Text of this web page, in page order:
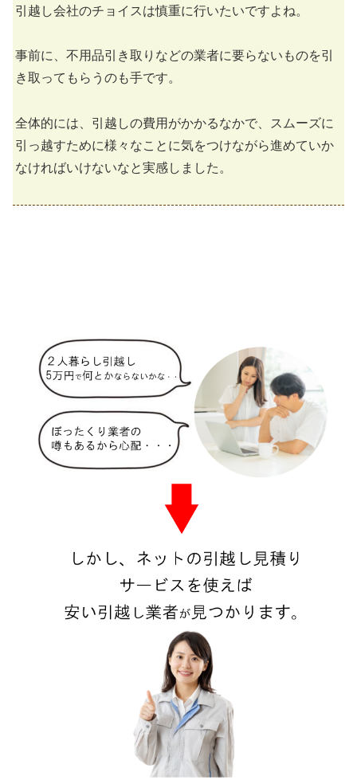
引越し会社のチョイスは慎重に行いたいですよね。
事前に、不用品引き取りなどの業者に要らないものを引
き取ってもらうのも手です。
全体的には、引越しの費用がかかるなかで、スムーズに
引っ越すために様々なことに気をつけながら進めていか
なければいけないなと実感しました。